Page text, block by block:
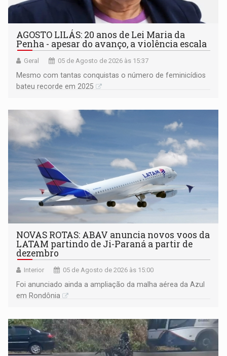
AGOSTO LILÁS: 20 anos de Lei Maria da
Penha - apesar do avanço, a violência escala
Geral 05 de Agosto de 2026 às 15:37
Mesmo com tantas conquistas o número de feminicídios
bateu recorde em 2025
NOVAS ROTAS: ABAV anuncia novos voos da
LATAM partindo de Ji-Paraná a partir de
dezembro
Interior 05 de Agosto de 2026 às 15:00
Foi anunciado ainda a ampliação da malha aérea da Azul
em Rondônia